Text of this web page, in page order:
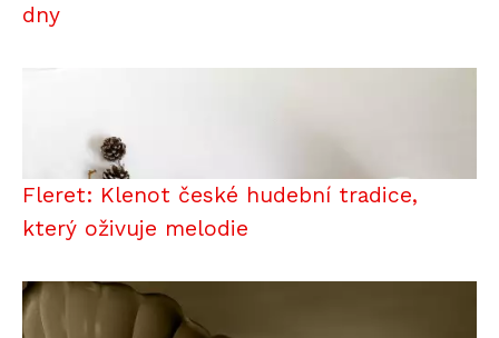
dny
Fleret: Klenot české hudební tradice,
který oživuje melodie